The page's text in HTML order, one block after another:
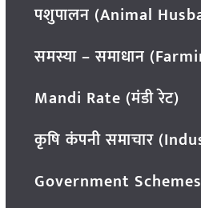
पशुपालन (Animal
समस्या – समाधान
Mandi Rate (मंडी रेट)
कृषि कंपनी समाचार
Government Schemes